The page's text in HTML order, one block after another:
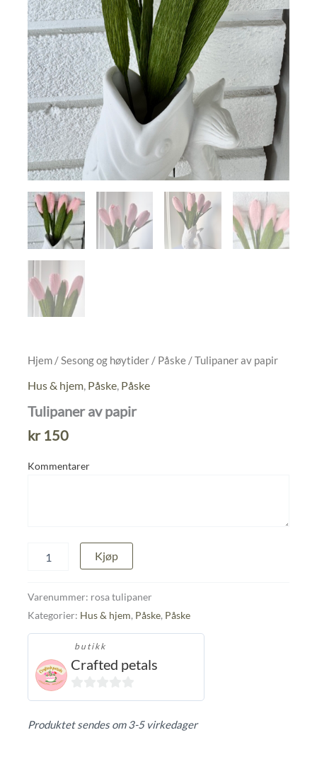
Hjem /Sesong og høytider / Påske / Tulipaner av papir
Hus & hjem, Påske, Påske
Tulipaner av papir
kr150
Kommentarer
antall
Kjøp
Varenummer: rosa tulipaner
Kategorier: Hus & hjem, Påske, Påske
butikk
Crafted petals
0
Produktet sendes om 3-5 virkedager